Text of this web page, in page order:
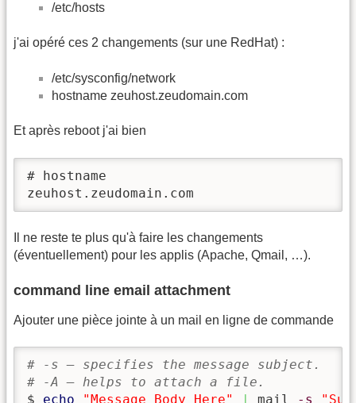
/etc/hosts
j'ai opéré ces 2 changements (sur une RedHat) :
/etc/sysconfig/network
hostname zeuhost.zeudomain.com
Et après reboot j'ai bien
# hostname
zeuhost.zeudomain.com
Il ne reste te plus qu'à faire les changements
(éventuellement) pour les applis (Apache, Qmail, …).
command line email attachment
Ajouter une pièce jointe à un mail en ligne de commande
# -s – specifies the message subject.
# -A – helps to attach a file.
$ echo "Message Body Here" mail -s